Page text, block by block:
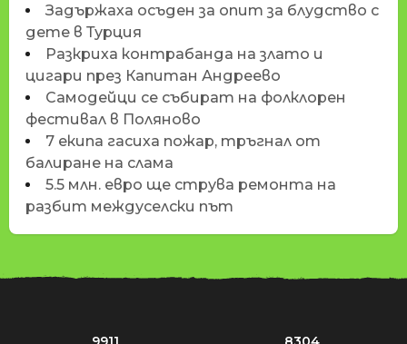
Задържаха осъден за опит за блудство с
дете в Турция
Разкриха контрабанда на злато и
цигари през Капитан Андреево
Самодейци се събират на фолклорен
фестивал в Поляново
7 екипа гасиха пожар, тръгнал от
балиране на слама
5.5 млн. евро ще струва ремонта на
разбит междуселски път